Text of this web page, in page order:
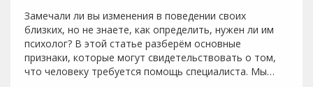
Замечали ли вы изменения в поведении своих
близких, но не знаете, как определить, нужен ли им
психолог? В этой статье разберём основные
признаки, которые могут свидетельствовать о том,
что человеку требуется помощь специалиста. Мы